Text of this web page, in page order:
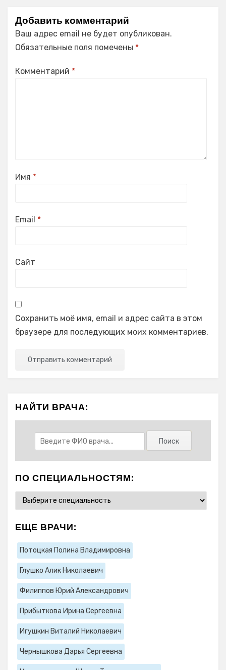
Добавить комментарий
Ваш адрес email не будет опубликован.
Обязательные поля помечены *
Комментарий *
Имя *
Email *
Сайт
Сохранить моё имя, email и адрес сайта в этом
браузере для последующих моих комментариев.
НАЙТИ ВРАЧА:
ПО СПЕЦИАЛЬНОСТЯМ:
ЕЩЕ ВРАЧИ:
Потоцкая Полина Владимировна
Глушко Алик Николаевич
Филиппов Юрий Александрович
Прибыткова Ирина Сергеевна
Игушкин Виталий Николаевич
Чернышкова Дарья Сергеевна